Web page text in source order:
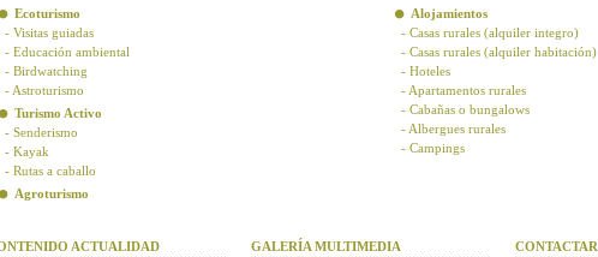
Ecoturismo
- Visitas guiadas
- Educación ambiental
- Birdwatching
- Astroturismo
Turismo Activo
- Senderismo
- Kayak
- Rutas a caballo
Agroturismo
Alojamientos
- Casas rurales (alquiler integro)
- Casas rurales (alquiler habitación)
- Hoteles
- Apartamentos rurales
- Cabañas o bungalows
- Albergues rurales
- Campings
ACTUALIDAD GALERÍA MULTIMEDIA CONTACTAR